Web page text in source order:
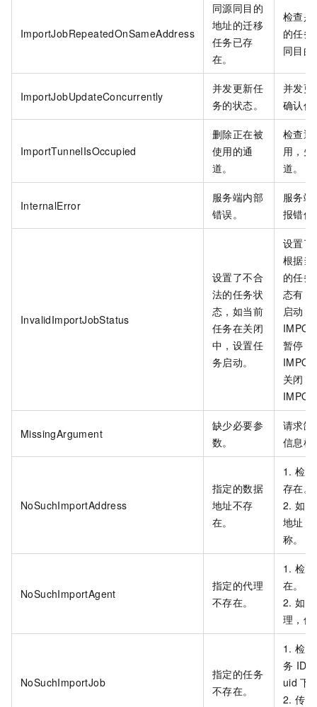
ImportJobRepeatedOnSameAddress
同源同目的
地址的迁移
任务已存
在。
检查是
的任
同目的
ImportJobUpdateConcurrently
并发更新任
务的状态。
并发更
确认任
ImportTunnelIsOccupied
删除正在被
使用的通
道。
检查通
用，
道。
InternalError
服务端内部
错误。
服务
报错信
InvalidImportJobStatus
设置了不合
法的任务状
态，如当前
任务在关闭
中，设置任
务启动。
设置了
根据当
的任
态有：
启动：
暂停：
关闭：
MissingArgument
缺少必要参
数。
请求缺
信息检
NoSuchImportAddress
指定的数据
地址不存
在。
1. 检
存在。
2. 如
地址，
称。
NoSuchImportAgent
指定的代理
不存在。
1. 检
在。
2. 如
理，传
NoSuchImportJob
指定的任务
不存在。
1. 检
务 ID
uid 下
2. 传